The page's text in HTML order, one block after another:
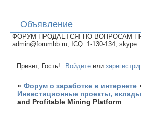
Объявление
ФОРУМ ПРОДАЕТСЯ! ПО ВОПРОСАМ
admin@forumbb.ru, ICQ: 1-130-134, skype:
Привет, Гость! Войдите или
» Форум о заработке в интернете
Инвестиционные проекты,
and Profitable Mining Platform